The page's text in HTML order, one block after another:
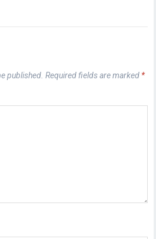
published. Required fields are marked *